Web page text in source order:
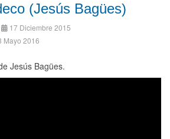
(Jesús Bagües)
17 Diciembre 2015
Mayo 2016
Jesús Bagües.